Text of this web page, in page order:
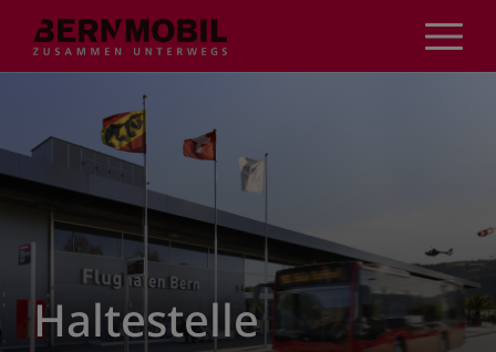
Inhalt
Haltestelle